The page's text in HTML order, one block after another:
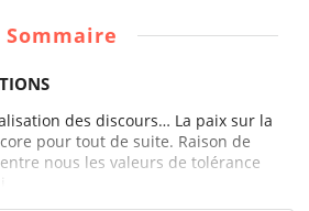
Sommaire
des discours… La paix sur la
pour tout de suite. Raison de
nous les valeurs de tolérance